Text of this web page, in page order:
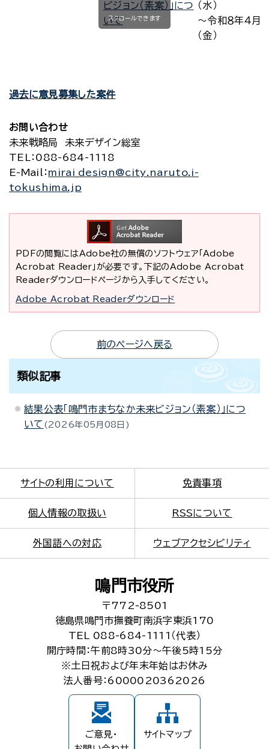
ビジョン（素案）」につ
いて
（水）
～令和８年４月
（金）
スクロールできます
過去に意見募集した案件
お問い合わせ
未来戦略局 未来デザイン総室
TEL
：088-684-1118
E-Mail
： mirai_design@city.naruto.i-
tokushima.jp
PDFの閲覧にはAdobe社の無償のソフトウェア「Adobe
Acrobat Reader」が必要です。下記のAdobe Acrobat
Readerダウンロードページから入手してください。
Adobe Acrobat Readerダウンロード
前のページへ戻る
類似記事
結果公表「鳴門市まちなか未来ビジョン（素案）」につ
いて
2026年05月08日
サイトの利用について 免責事項
個人情報の取扱い RSSについて
外国語への対応 ウェブアクセシビリティ
鳴門市役所
〒772-8501
徳島県鳴門市撫養町南浜字東浜170
TEL 088-684-1111（代表）
開庁時間：午前8時30分～午後5時15分
※土日祝および年末年始はお休み
法人番号：6000020362026
ご意見・
サイトマップ